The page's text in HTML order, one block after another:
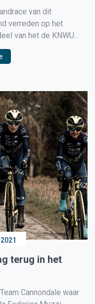
van dit
verreden op het
van het de KNWU
Nina Kessler nam
het peloton om
terug in het
Cannondale waar